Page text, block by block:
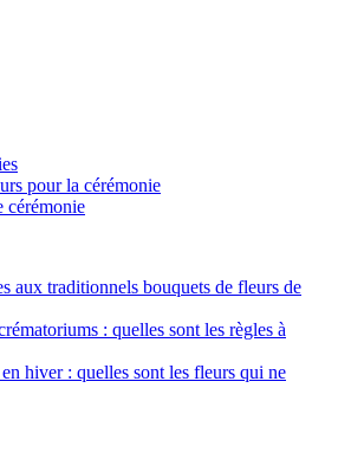
pour la cérémonie
cérémonie
aux traditionnels bouquets de fleurs de
: quelles sont les règles à
hiver : quelles sont les fleurs qui ne